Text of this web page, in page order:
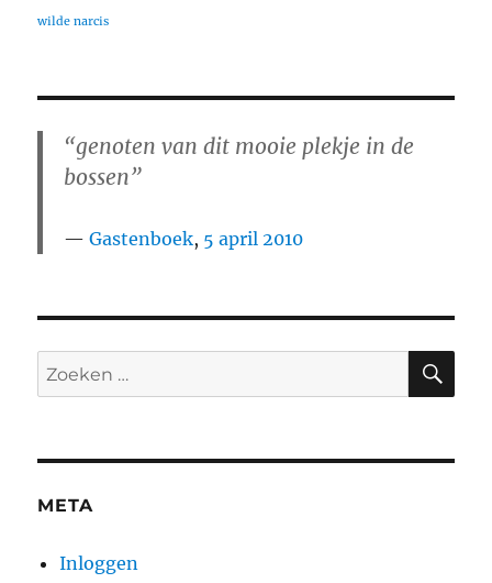
wilde narcis
“genoten van dit mooie plekje in de
bossen”
Gastenboek, 5 april 2010
Zoeken
naar:
META
Inloggen